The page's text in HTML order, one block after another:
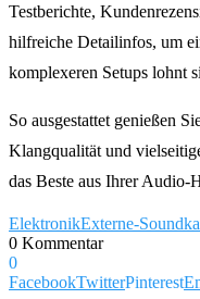
Testberichte,
hilfreiche Detailinfos, um
komplexeren Setups lohnt
So ausgestattet genießen
Klangqualität und
das Beste aus Ihrer Audio-
ElektronikExterne-
0 Kommentar
0
FacebookTwitterPinterest